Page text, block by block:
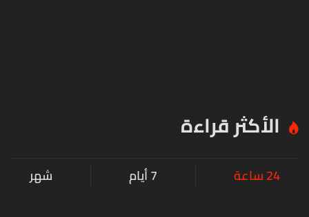
الأكثر قراءة
24 ساعة 7 أيام شهر